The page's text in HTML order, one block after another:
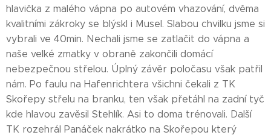
hlavička z malého vápna po autovém vhazování, dvěma
kvalitními zákroky se blýskl i Musel. Slabou chvilku jsme si
vybrali ve 40min. Nechali jsme se zatlačit do vápna a
naše velké zmatky v obraně zakončili domácí
nebezpečnou střelou. Úplný závěr poločasu však patřil
nám. Po faulu na Hafenrichtera všichni čekali z TK
Skořepy střelu na branku, ten však přetáhl na zadní tyč
kde hlavou zavěsil Stehlík. Asi to doma trénovali. Další
TK rozehrál Panáček nakrátko na Skořepou který